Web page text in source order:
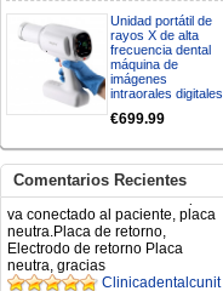
Unidad portátil de
rayos X de alta
frecuencia dental
máquina de
imágenes
intraorales digitales
€699.99
Comentarios Recientes
BUENOS DIAS CUANDO
RECIBIRE MI PEDIDO,
GRACIAS
clinicadentalcunit
11/06/2026
Hola buenos días respecto al
electróbisturí, quisiera saber si
tiene una "toma a tierra" lo que
va conectado al paciente, placa
neutra.Placa de retorno,
Electrodo de retorno Placa
neutra, gracias
Clinicadentalcunit
07/06/2026